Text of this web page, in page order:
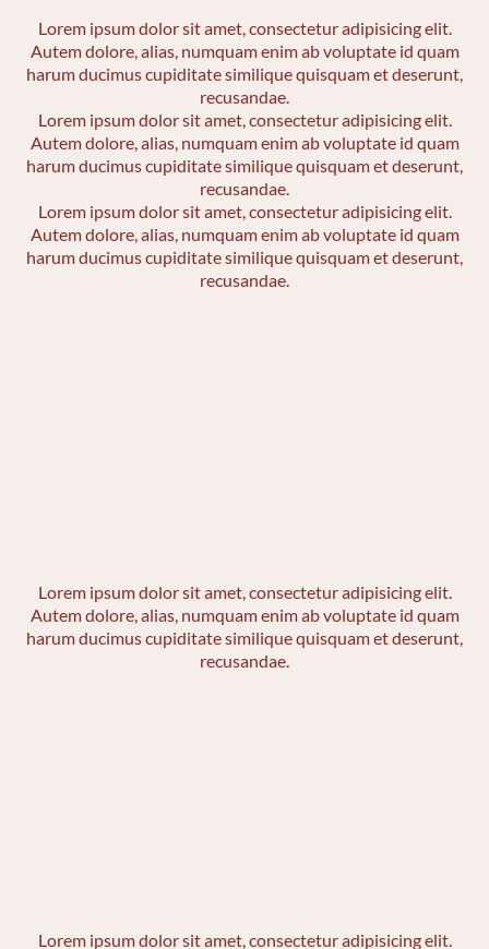
Lorem ipsum dolor sit amet, consectetur adipisicing elit.
Autem dolore, alias, numquam enim ab voluptate id quam
harum ducimus cupiditate similique quisquam et deserunt,
recusandae.
Lorem ipsum dolor sit amet, consectetur adipisicing elit.
Autem dolore, alias, numquam enim ab voluptate id quam
harum ducimus cupiditate similique quisquam et deserunt,
recusandae.
Lorem ipsum dolor sit amet, consectetur adipisicing elit.
Autem dolore, alias, numquam enim ab voluptate id quam
harum ducimus cupiditate similique quisquam et deserunt,
recusandae.
Lorem ipsum dolor sit amet, consectetur adipisicing elit.
Autem dolore, alias, numquam enim ab voluptate id quam
harum ducimus cupiditate similique quisquam et deserunt,
recusandae.
Lorem ipsum dolor sit amet, consectetur adipisicing elit.